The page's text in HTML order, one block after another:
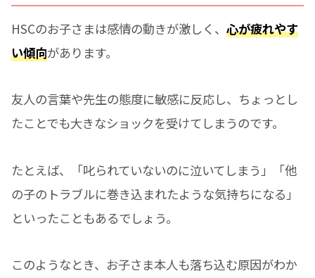
HSCのお子さまは感情の動きが激しく、心が疲れやす
い傾向があります。
友人の言葉や先生の態度に敏感に反応し、ちょっとし
たことでも大きなショックを受けてしまうのです。
たとえば、「叱られていないのに泣いてしまう」「他
の子のトラブルに巻き込まれたような気持ちになる」
といったこともあるでしょう。
このようなとき、お子さま本人も落ち込む原因がわか